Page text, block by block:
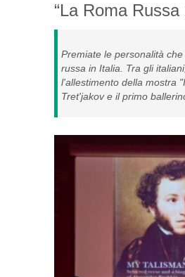
“La Roma
Premiate le personalità
russa in Italia. Tra gli
l'allestimento della mostra
Tret'jakov e il primo